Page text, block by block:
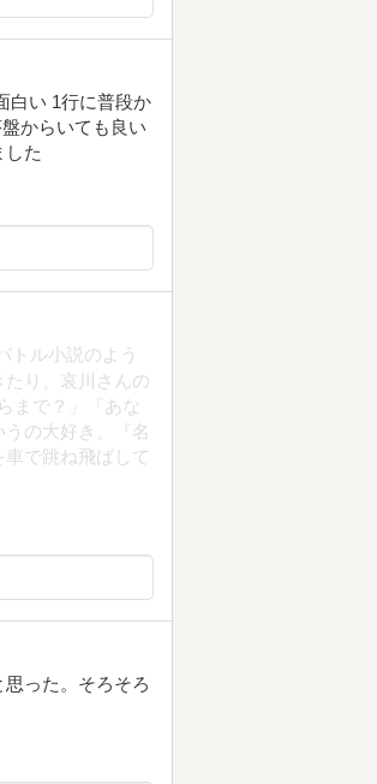
白い 1行に普段か
からいても良い
した
トル小説のよう
り、哀川さんの
まで？」「あな
の大好き。『名
で跳ね飛ばして
った。そろそろ